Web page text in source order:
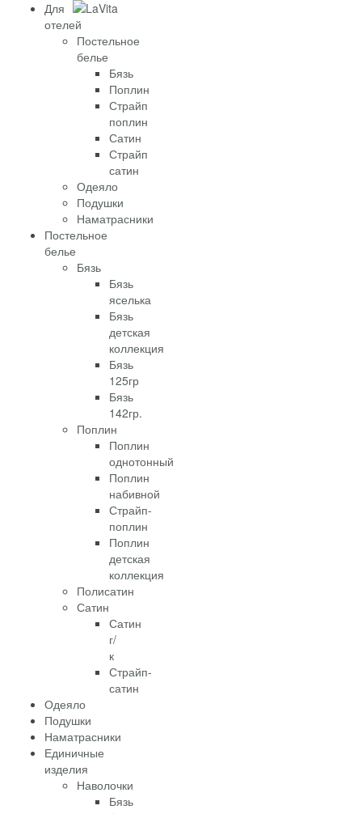
Для
отелей
Постельное
белье
Бязь
Поплин
Страйп
поплин
Сатин
Страйп
сатин
Одеяло
Подушки
Наматрасники
Постельное
белье
Бязь
Бязь
яселька
Бязь
детская
коллекция
Бязь
125гр
Бязь
142гр.
Поплин
Поплин
однотонный
Поплин
набивной
Страйп-
поплин
Поплин
детская
коллекция
Полисатин
Сатин
Сатин
г/
к
Страйп-
сатин
Одеяло
Подушки
Наматрасники
Единичные
изделия
Наволочки
Бязь